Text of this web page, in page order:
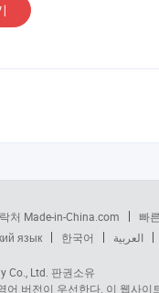
처 Made-in-China.com 빠
язык 한국어 العربية
Co., Ltd. 판권소유
버전이 우선한다. 이 웹사이